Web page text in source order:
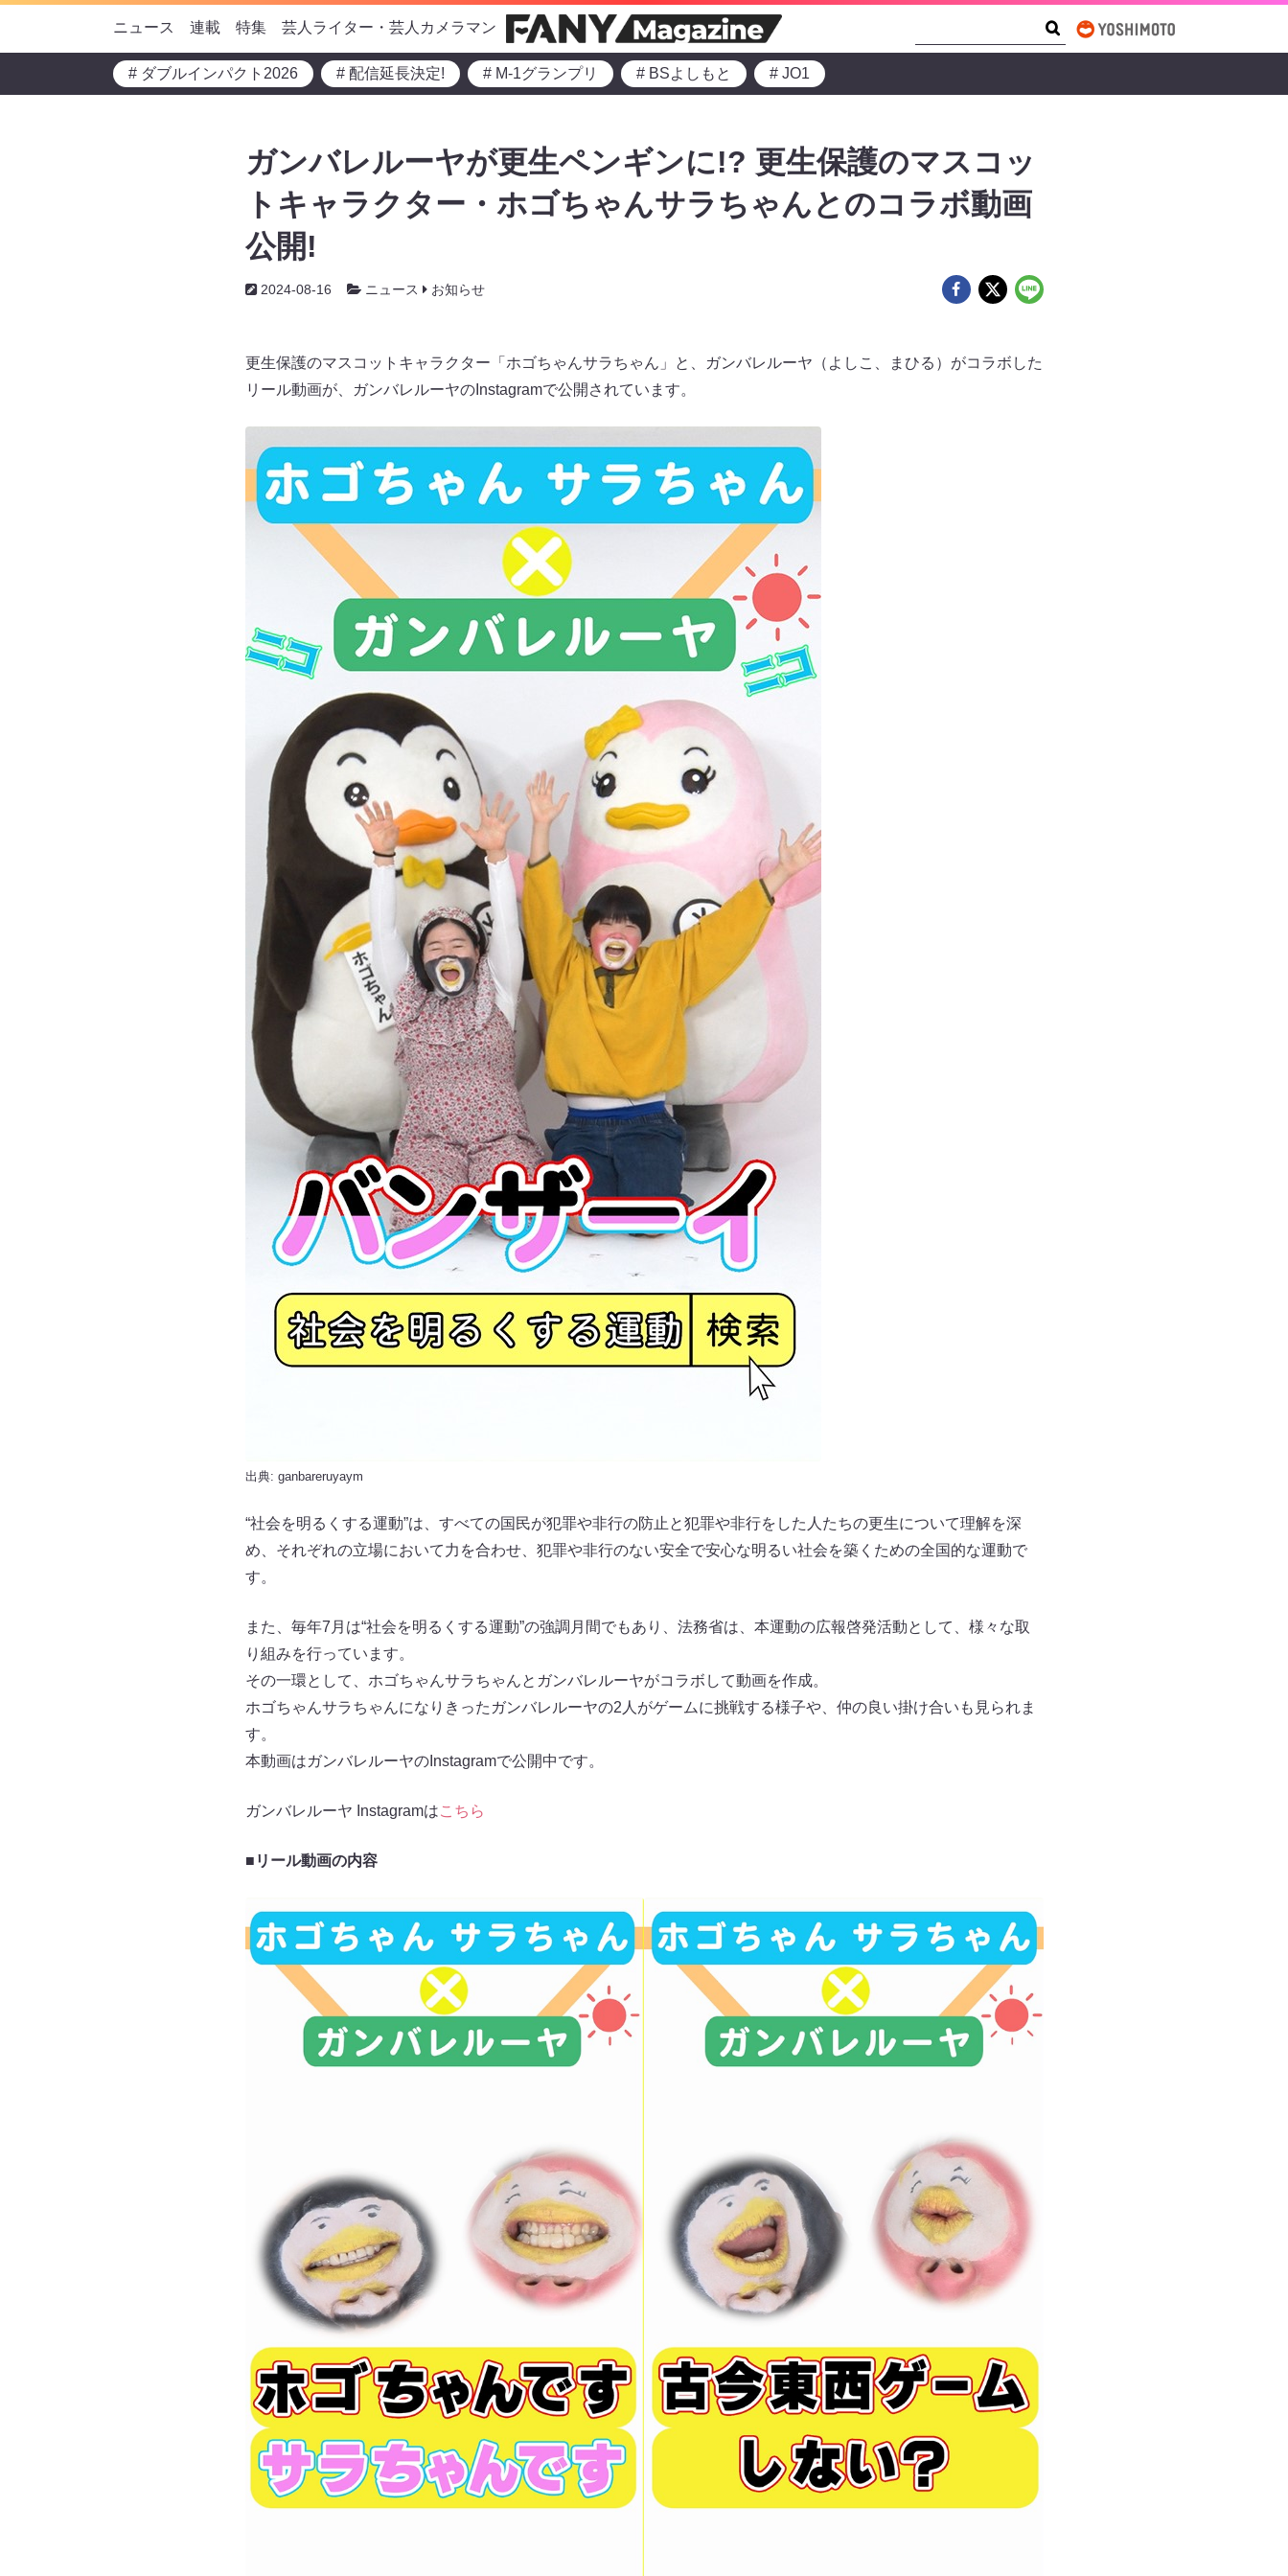
ニュース 連載 特集 芸人ライター・芸人カメラマン
# ダブルインパクト2026 # 配信延長決定! # M-1グランプリ # BSよしもと # JO1
ガンバレルーヤが更生ペンギンに!? 更生保護のマスコッ
トキャラクター・ホゴちゃんサラちゃんとのコラボ動画
公開!
2024-08-16 ニュース お知らせ
更生保護のマスコットキャラクター「ホゴちゃんサラちゃん」と、ガンバレルーヤ（よしこ、まひる）がコラボした
リール動画が、ガンバレルーヤのInstagramで公開されています。
出典: ganbareruyaym
“社会を明るくする運動”は、すべての国民が犯罪や非行の防止と犯罪や非行をした人たちの更生について理解を深
め、それぞれの立場において力を合わせ、犯罪や非行のない安全で安心な明るい社会を築くための全国的な運動で
す。
また、毎年7月は“社会を明るくする運動”の強調月間でもあり、法務省は、本運動の広報啓発活動として、様々な取
り組みを行っています。
その一環として、ホゴちゃんサラちゃんとガンバレルーヤがコラボして動画を作成。
ホゴちゃんサラちゃんになりきったガンバレルーヤの2人がゲームに挑戦する様子や、仲の良い掛け合いも見られま
す。
本動画はガンバレルーヤのInstagramで公開中です。
ガンバレルーヤ Instagramはこちら
■リール動画の内容